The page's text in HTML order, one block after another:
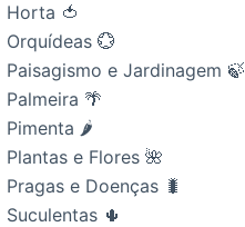
Horta 🍅
Orquídeas 💮
Paisagismo e Jardinagem 🍃
Palmeira 🌴
Pimenta 🌶
Plantas e Flores 🌺
Pragas e Doenças 🐛
Suculentas 🌵